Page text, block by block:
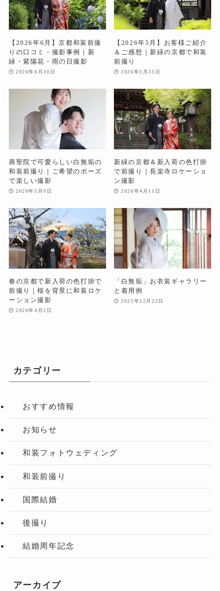
【2026年6月】京都和装前撮
りの口コミ・撮影事例｜新
緑・紫陽花・雨の日撮影
2026年6月30日
【2026年5月】お客様ご紹介
＆ご感想｜新緑の京都で和装
前撮り
2026年5月31日
壽聖院で可愛らしい白無垢の
和装前撮り｜ご希望のポーズ
で楽しい撮影
2026年5月9日
新緑の京都＆新入荷の色打掛
で前撮り｜長楽寺ロケーショ
ン撮影
2026年4月11日
春の京都で新入荷の色打掛で
前撮り｜桜を背景に和装ロケ
ーション撮影
2026年4月2日
「白無垢」お衣装ギャラリー
と着用例
2025年12月22日
カテゴリー
おすすめ情報
お知らせ
和装フォトウェディング
和装前撮り
国際結婚
後撮り
結婚周年記念
アーカイブ